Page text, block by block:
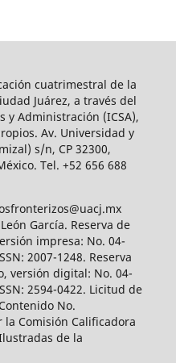
cuatrimestral de la
Juárez, a través del
y Administración (ICSA),
Av. Universidad y
s/n, CP 32300,
Tel. +52 656 688
García. Reserva de
impresa: No. 04-
2007-1248. Reserva
versión digital: No. 04-
2594-0422. Licitud de
No.
la Comisión Calificadora
de la